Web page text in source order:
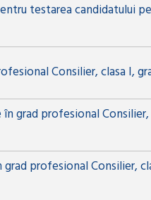
testarea candidatului
Consilier, clasa I,
grad profesional Consilier,
profesional Consilier,